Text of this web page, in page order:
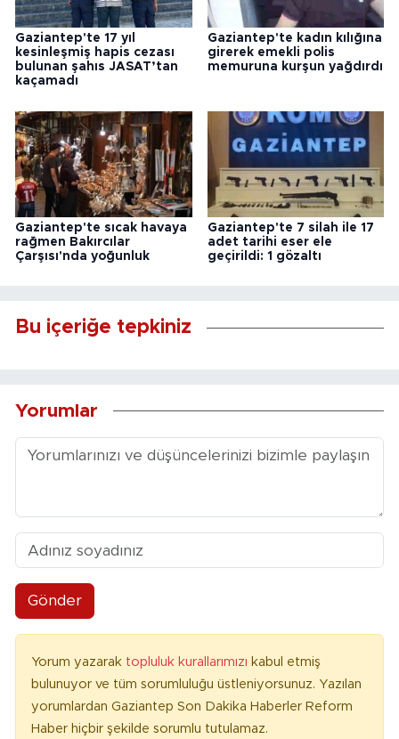
Gaziantep'te 17 yıl
kesinleşmiş hapis cezası
bulunan şahıs JASAT’tan
kaçamadı
Gaziantep'te kadın kılığına
girerek emekli polis
memuruna kurşun yağdırdı
Gaziantep'te sıcak havaya
rağmen Bakırcılar
Çarşısı'nda yoğunluk
Gaziantep'te 7 silah ile 17
adet tarihi eser ele
geçirildi: 1 gözaltı
Bu içeriğe tepkiniz
Yorumlar
Gönder
Yorum yazarak topluluk kurallarımızı kabul etmiş
bulunuyor ve tüm sorumluluğu üstleniyorsunuz. Yazılan
yorumlardan Gaziantep Son Dakika Haberler Reform
Haber hiçbir şekilde sorumlu tutulamaz.